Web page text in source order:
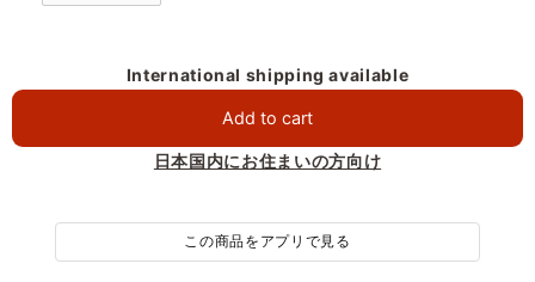
International shipping available
Add to cart
日本国内にお住まいの方向け
この商品をアプリで見る